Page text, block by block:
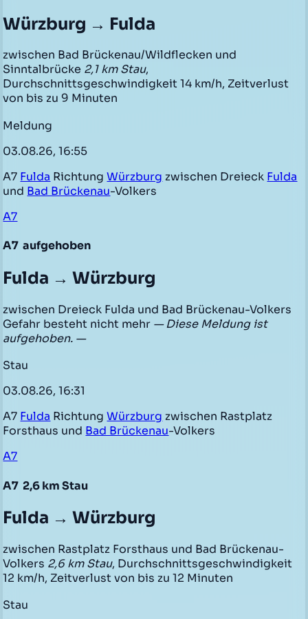
Würzburg → Fulda
zwischen Bad Brückenau/Wildflecken und
Sinntalbrücke 2,1 km Stau,
Durchschnittsgeschwindigkeit 14 km/h, Zeitverlust
von bis zu 9 Minuten
Meldung
03.08.26, 16:55
A7 Fulda RichtungWürzburg zwischen Dreieck Fulda
und Bad Brückenau-Volkers
A7
A7 aufgehoben
Fulda → Würzburg
zwischen Dreieck Fulda und Bad Brückenau-Volkers
Gefahr besteht nicht mehr — Diese Meldung ist
aufgehoben. —
Stau
03.08.26, 16:31
A7 Fulda RichtungWürzburg zwischen Rastplatz
Forsthaus und Bad Brückenau-Volkers
A7
A7 2,6 km Stau
Fulda → Würzburg
zwischen Rastplatz Forsthaus und Bad Brückenau-
Volkers 2,6 km Stau, Durchschnittsgeschwindigkeit
12 km/h, Zeitverlust von bis zu 12 Minuten
Stau